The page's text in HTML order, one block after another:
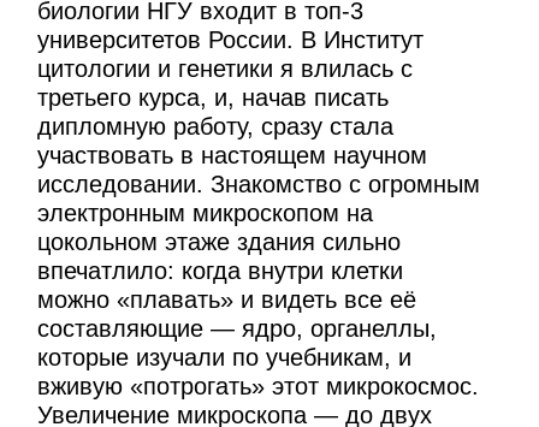
биологии НГУ входит в топ-3
университетов России. В Институт
цитологии и генетики я влилась с
третьего курса, и, начав писать
дипломную работу, сразу стала
участвовать в настоящем научном
исследовании. Знакомство с огромным
электронным микроскопом на
цокольном этаже здания сильно
впечатлило: когда внутри клетки
можно «плавать» и видеть все её
составляющие — ядро, органеллы,
которые изучали по учебникам, и
вживую «потрогать» этот микрокосмос.
Увеличение микроскопа — до двух